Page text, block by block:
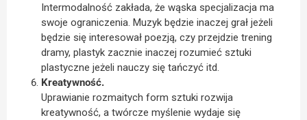
Intermodalność zakłada, że wąska specjalizacja ma
swoje ograniczenia. Muzyk będzie inaczej grał jeżeli
będzie się interesował poezją, czy przejdzie trening
dramy, plastyk zacznie inaczej rozumieć sztuki
plastyczne jeżeli nauczy się tańczyć itd.
Kreatywność.
Uprawianie rozmaitych form sztuki rozwija
kreatywność, a twórcze myślenie wydaje się